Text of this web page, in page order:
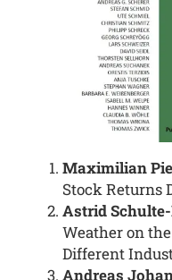
Maximilian
Stock Returns
Astrid
Weather on
Different
Andreas